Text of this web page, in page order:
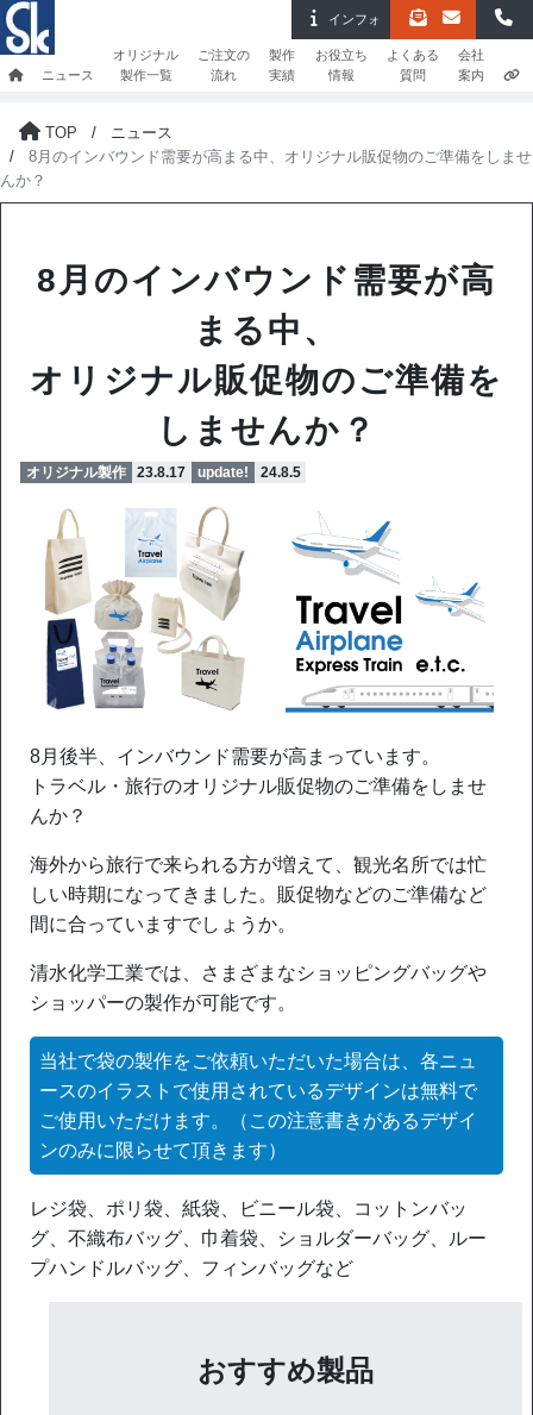
ニュース
オリジナル
製作一覧
ご注文の
流れ
製作
実績
お役立ち
情報
よくある
質問
会社
案内
インフォ
TOP
ニュース
8月のインバウンド需要が高まる中、オリジナル販促物のご準備をしませ
んか？
8月のインバウンド需要が高
まる中、
オリジナル販促物のご準備を
しませんか？
オリジナル製作 23.8.17 update! 24.8.5
8月後半、インバウンド需要が高まっています。
トラベル・旅行のオリジナル販促物のご準備をしませ
んか？
海外から旅行で来られる方が増えて、観光名所では忙
しい時期になってきました。販促物などのご準備など
間に合っていますでしょうか。
清水化学工業では、さまざまなショッピングバッグや
ショッパーの製作が可能です。
当社で袋の製作をご依頼いただいた場合は、各ニュ
ースのイラストで使用されているデザインは無料で
ご使用いただけます。（この注意書きがあるデザイ
ンのみに限らせて頂きます）
レジ袋、ポリ袋、紙袋、ビニール袋、コットンバッ
グ、不織布バッグ、巾着袋、ショルダーバッグ、ルー
プハンドルバッグ、フィンバッグなど
おすすめ製品